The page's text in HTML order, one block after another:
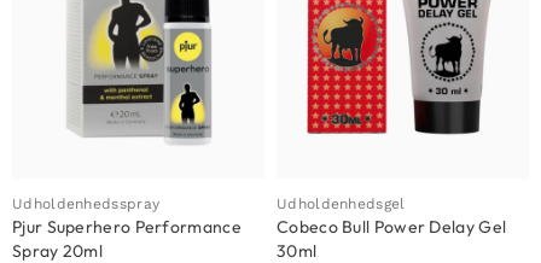
Udholdenhedsspray
Pjur Superhero Performance
Spray 20ml
Udholdenhedsgel
Cobeco Bull Power Delay Gel
30ml